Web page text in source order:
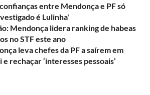
entre Mendonça e PF só
é Lulinha'
Mendonça lidera ranking de habeas
no STF este ano
leva chefes da PF a saírem em
rechaçar ‘interesses pessoais’